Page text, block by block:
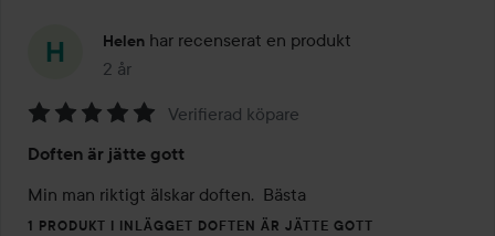
Helen har recenserat en produkt
2 år
Inlägget skapades 2 år
5
av
5
Verifierad köpare
Doften är jätte gott
Min man riktigt älskar doften.  Bästa
1 PRODUKT I INLÄGGET DOFTEN ÄR JÄTTE GOTT